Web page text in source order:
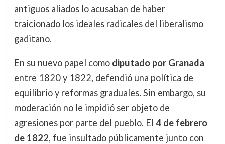
antiguos aliados lo acusaban de haber
traicionado los ideales radicales del liberalismo
gaditano.
En su nuevo papel como diputado por Granada
entre 1820 y 1822, defendió una política de
equilibrio y reformas graduales. Sin embargo, su
moderación no le impidió ser objeto de
agresiones por parte del pueblo. El 4 de febrero
de 1822, fue insultado públicamente junto con